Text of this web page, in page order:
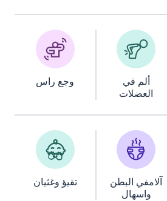
ألم في
العضلات
وجع راس
آلامفي البطن
واسهال
تقيؤ وغثيان